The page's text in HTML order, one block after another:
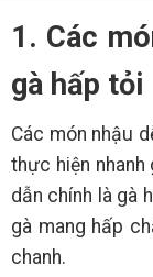
1. Các
gà hấp tỏi
Các món nhậu
thực hiện
dẫn chính là gà
gà mang hấp
chanh.